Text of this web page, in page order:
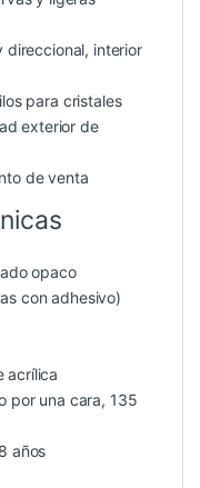
direccional, interior
para cristales
exterior de
de venta
opaco
con adhesivo)
acrílica
por una cara, 135
años